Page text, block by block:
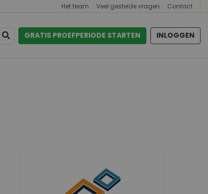
Het team Veel gestelde vragen Contact
GRATIS PROEFPERIODE STARTEN INLOGGEN